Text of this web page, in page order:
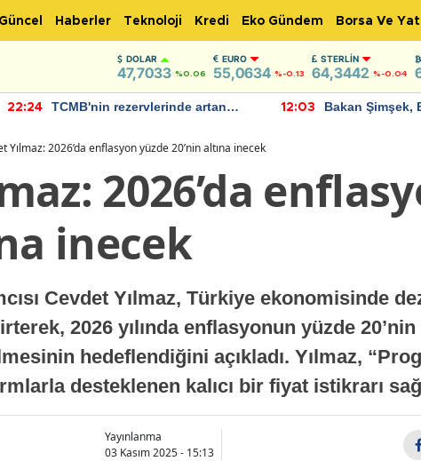
Güncel Haberler Teknoloji Kredi Eko Gündem Borsa Ve
DOLAR
47,7033 %0.06
EURO
55,0634 %-0.13
STERLIN
64,3442 %-0.04
22:24
TCMB'nin rezervlerinde artan
12:03
Bakan Şimşek,
Yılmaz: 2026’da enflasyon yüzde 20’nin altına inecek
2026’da
inecek
Cevdet Yılmaz, Türkiye ekonomisinde
2026 yılında enflasyonun yüzde 20’nin
hedeflendiğini açıkladı. Yılmaz,
desteklenen kalıcı bir fiyat istikrarı
Yayınlanma
03 Kasım 2025 - 15:13